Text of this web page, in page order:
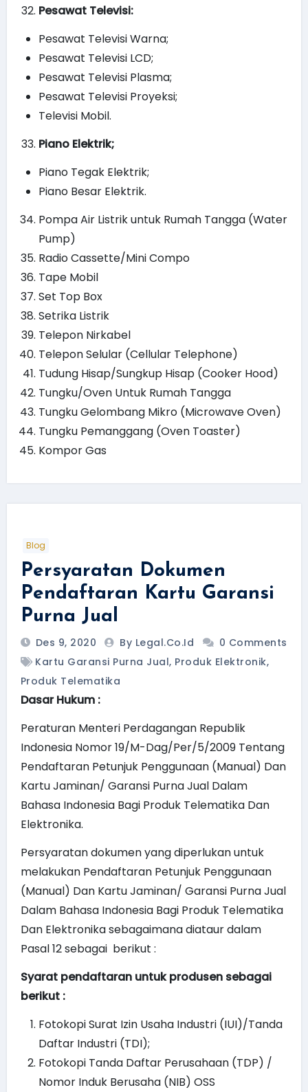
Pesawat Televisi:
Pesawat Televisi Warna;
Pesawat Televisi LCD;
Pesawat Televisi Plasma;
Pesawat Televisi Proyeksi;
Televisi Mobil.
Piano Elektrik;
Piano Tegak Elektrik;
Piano Besar Elektrik.
Pompa Air Listrik untuk Rumah Tangga (Water
Pump)
Radio Cassette/Mini Compo
Tape Mobil
Set Top Box
Setrika Listrik
Telepon Nirkabel
Telepon Selular (Cellular Telephone)
Tudung Hisap/Sungkup Hisap (Cooker Hood)
Tungku/Oven Untuk Rumah Tangga
Tungku Gelombang Mikro (Microwave Oven)
Tungku Pemanggang (Oven Toaster)
Kompor Gas
Blog
Persyaratan Dokumen
Pendaftaran Kartu Garansi
Purna Jual
Des 9, 2020 By Legal.Co.id
0 Comments
Kartu Garansi Purna Jual, Produk Elektronik,
Produk Telematika
Dasar Hukum :
Peraturan Menteri Perdagangan Republik
Indonesia Nomor 19/M-Dag/Per/5/2009 Tentang
Pendaftaran Petunjuk Penggunaan (Manual) Dan
Kartu Jaminan/ Garansi Purna Jual Dalam
Bahasa Indonesia Bagi Produk Telematika Dan
Elektronika.
Persyaratan dokumen yang diperlukan untuk
melakukan Pendaftaran Petunjuk Penggunaan
(Manual) Dan Kartu Jaminan/ Garansi Purna Jual
Dalam Bahasa Indonesia Bagi Produk Telematika
Dan Elektronika sebagaimana diataur dalam
Pasal 12 sebagai berikut :
Syarat pendaftaran untuk produsen sebagai
berikut :
Fotokopi Surat Izin Usaha Industri (IUI)/Tanda
Daftar Industri (TDI);
Fotokopi Tanda Daftar Perusahaan (TDP) /
Nomor Induk Berusaha (NIB) OSS